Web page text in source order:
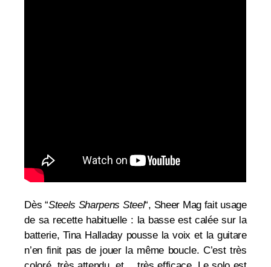
Dès “Steels Sharpens Steel“, Sheer Mag fait usage
de sa recette habituelle : la basse est calée sur la
batterie, Tina Halladay pousse la voix et la guitare
n’en finit pas de jouer la même boucle. C’est très